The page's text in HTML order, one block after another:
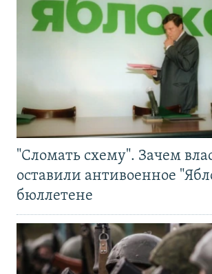
"Сломать схему". Зачем
оставили антивоенное
бюллетене